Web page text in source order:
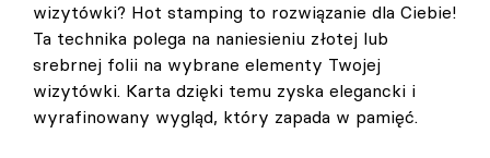
wizytówki? Hot stamping to rozwiązanie dla Ciebie!
Ta technika polega na naniesieniu złotej lub
srebrnej folii na wybrane elementy Twojej
wizytówki. Karta dzięki temu zyska elegancki i
wyrafinowany wygląd, który zapada w pamięć.